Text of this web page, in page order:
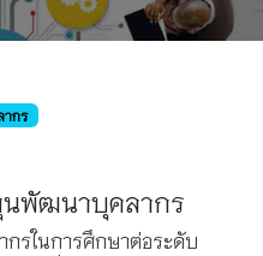
กร
นพัฒนาบุคลากร
รในการศึกษาต่อระดับ